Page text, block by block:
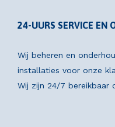
24-UURS SERVICE EN
Wij beheren en
installaties voor onze
Wij zijn 24/7 bereikbaar